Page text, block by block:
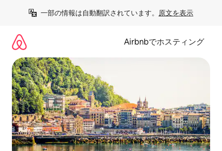
一部の情報は自動翻訳されています。 原文を表示
Airbnbでホスティング